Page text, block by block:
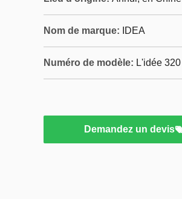
Nom de marque: IDEA
Numéro de modèle: L'idée 320
Demandez un devis